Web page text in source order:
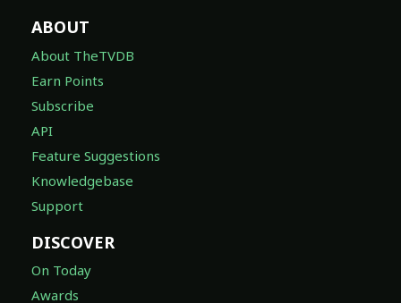
ABOUT
About TheTVDB
Earn Points
Subscribe
API
Feature Suggestions
Knowledgebase
Support
DISCOVER
On Today
Awards